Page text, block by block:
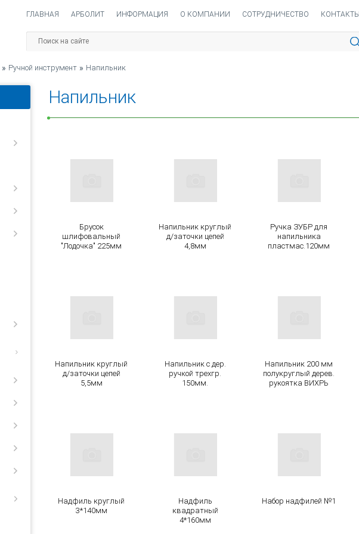
ГЛАВНАЯ АРБОЛИТ ИНФОРМАЦИЯ О КОМПАНИИ СОТРУДНИЧЕСТВО КОНТАКТЫ
НАПИЛЬНИК
» Ручной инструмент » Напильник
Напильник
Брусок
шлифовальный
"Лодочка" 225мм
Напильник круглый
д/заточки цепей
4,8мм
Ручка ЗУБР для
напильника
пластмас.120мм
Напильник круглый
д/заточки цепей
5,5мм
Напильник с дер.
ручкой трехгр.
150мм.
Напильник 200 мм
полукруглый дерев.
рукоятка ВИХРЬ
Надфиль круглый
3*140мм
Надфиль
квадратный
4*160мм
Набор надфилей №1